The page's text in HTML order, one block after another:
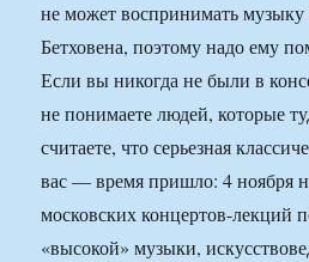
не может воспринимать
Бетховена, поэтому надо ему
Если вы никогда не были в
не понимаете людей, которые
считаете, что серьезная
вас — время пришло: 4 ноября
московских концертов-лекций
«высокой» музыки,